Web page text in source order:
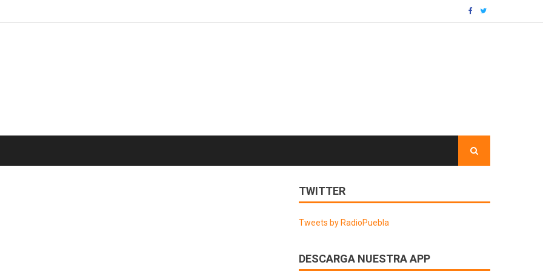
TWITTER
Tweets by RadioPuebla
DESCARGA NUESTRA APP